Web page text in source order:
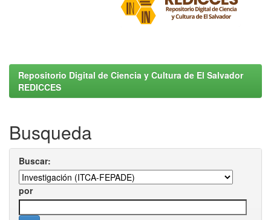
Repositorio Digital de Ciencia y Cultura de El Salvador
REDICCES
Busqueda
Buscar:
por